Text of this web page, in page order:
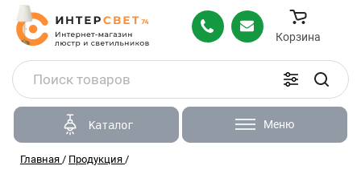
Корзина
Каталог Меню
Главная / Продукция /